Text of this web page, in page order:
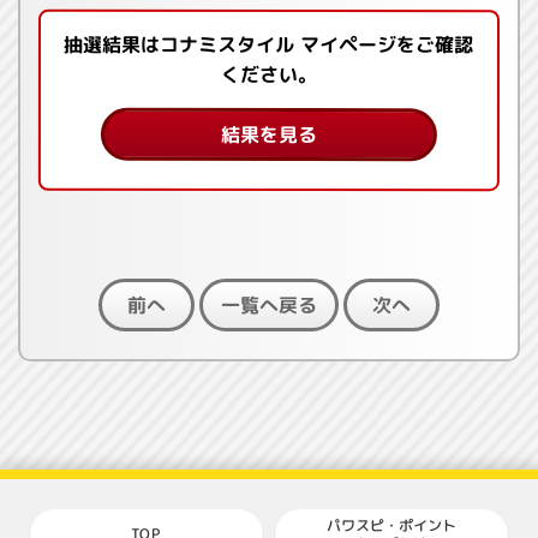
抽選結果はコナミスタイル マイページをご確認
ください。
結果を見る
前へ 一覧へ戻る 次へ
TOP パワスピ・ポイント